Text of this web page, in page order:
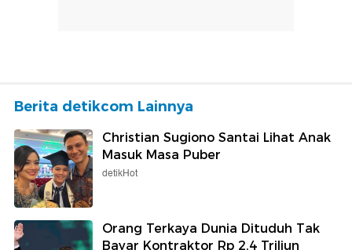
Berita detikcom Lainnya
Christian Sugiono Santai Lihat Anak
Masuk Masa Puber
detikHot
Orang Terkaya Dunia Dituduh Tak
Bayar Kontraktor Rp 2,4 Triliun